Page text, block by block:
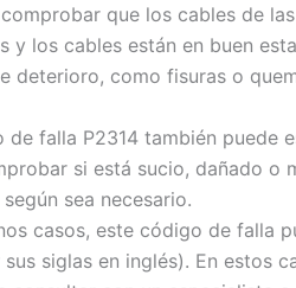
que los cables de
los cables están en buen
deterioro, como fisuras o
falla P2314 también puede
si está sucio, dañado o
sea necesario.
casos, este código de falla
siglas en inglés). En estos